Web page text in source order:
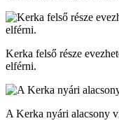
Kerka felső része
elférni.
A Kerka nyári alacsony